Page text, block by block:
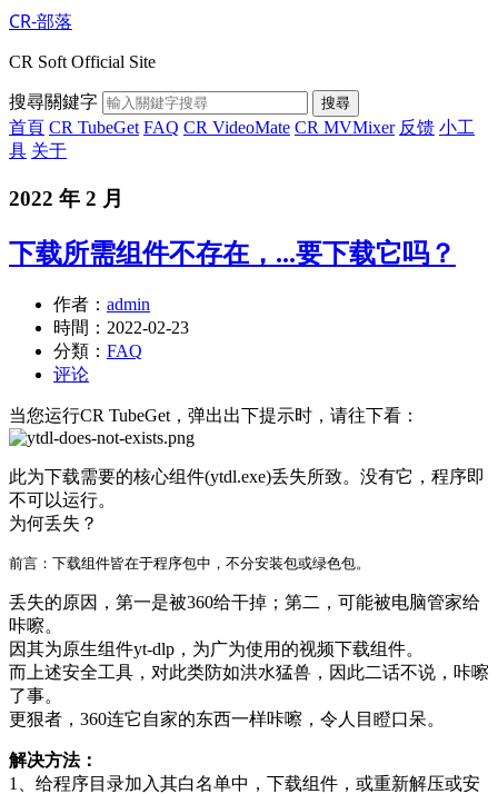
CR-部落
CR Soft Official Site
搜尋關鍵字 搜尋
首頁 CR TubeGet FAQ CR VideoMate CR MVMixer 反馈 小工
具 关于
2022 年 2 月
下载所需组件不存在，...要下载它吗？
作者： admin
時間： 2022-02-23
分類： FAQ
评论
当您运行CR TubeGet，弹出出下提示时，请往下看：
此为下载需要的核心组件(ytdl.exe)丢失所致。没有它，程序即
不可以运行。
为何丢失？
丢失的原因，第一是被360给干掉；第二，可能被电脑管家给
咔嚓。
因其为原生组件yt-dlp，为广为使用的视频下载组件。
而上述安全工具，对此类防如洪水猛兽，因此二话不说，咔嚓
了事。
更狠者，360连它自家的东西一样咔嚓，令人目瞪口呆。
解决方法：
1、给程序目录加入其白名单中，下载组件，或重新解压或安